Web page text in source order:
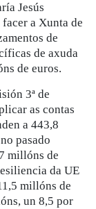
Jesús
a Xunta de
de
de axuda
de euros.
3ª de
as contas
a 443,8
pasado
millóns de
da UE
millóns de
un 8,5 por